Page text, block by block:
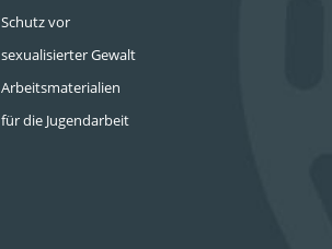
Schutz vor
sexualisierter Gewalt
Arbeitsmaterialien
für die Jugendarbeit